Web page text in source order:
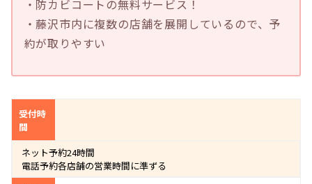
・防カビコートの無料サービス！
・藤沢市内に複数の店舗を展開しているので、予
約が取りやすい
受付時
間
ネット予約24時間
電話予約各店舗の営業時間に準ずる